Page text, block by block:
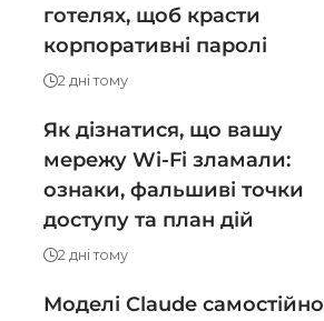
готелях, щоб красти
корпоративні паролі
2 дні тому
Як дізнатися, що вашу
мережу Wi-Fi зламали:
ознаки, фальшиві точки
доступу та план дій
2 дні тому
Моделі Claude самостійно